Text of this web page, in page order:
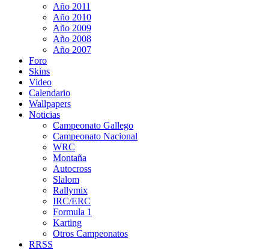
Año 2011
Año 2010
Año 2009
Año 2008
Año 2007
Foro
Skins
Video
Calendario
Wallpapers
Noticias
Campeonato Gallego
Campeonato Nacional
WRC
Montaña
Autocross
Slalom
Rallymix
IRC/ERC
Formula 1
Karting
Otros Campeonatos
RRSS